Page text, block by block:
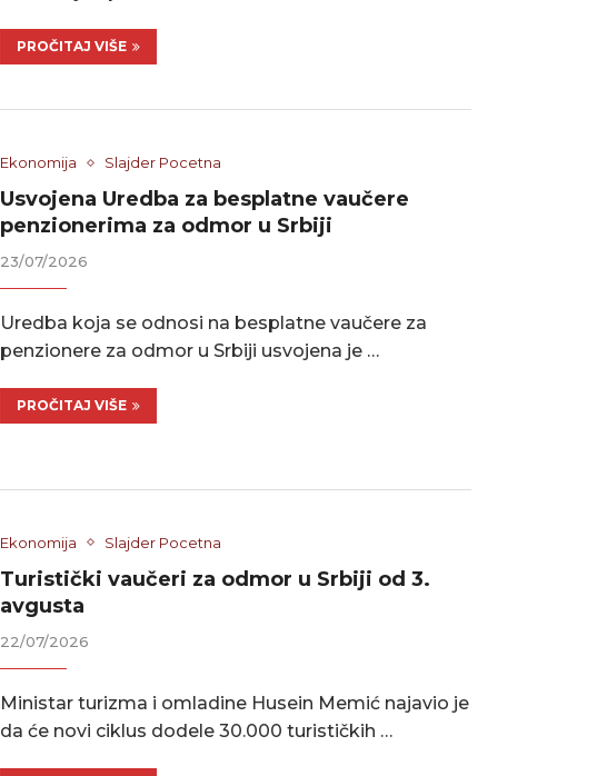
PROČITAJ VIŠE
Ekonomija Slajder Pocetna
Usvojena Uredba za besplatne vaučere
penzionerima za odmor u Srbiji
23/07/2026
Uredba koja se odnosi na besplatne vaučere za
penzionere za odmor u Srbiji usvojena je …
PROČITAJ VIŠE
Ekonomija Slajder Pocetna
Turistički vaučeri za odmor u Srbiji od 3.
avgusta
22/07/2026
Ministar turizma i omladine Husein Memić najavio je
da će novi ciklus dodele 30.000 turističkih …